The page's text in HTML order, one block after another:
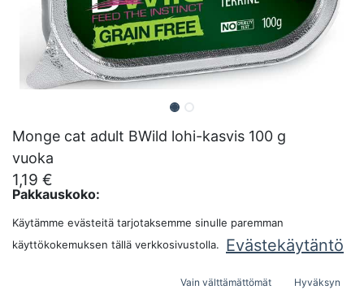
Monge cat adult BWild lohi-kasvis 100 g
vuoka
1,19 €
Pakkauskoko:
Käytämme evästeitä tarjotaksemme sinulle paremman
käyttökokemuksen tällä verkkosivustolla.
Evästekäytäntö
Vain välttämättömät Hyväksyn